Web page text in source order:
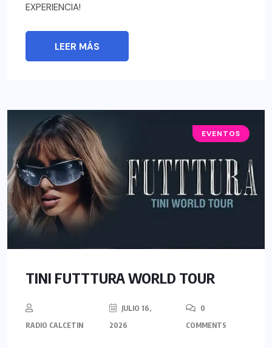
EXPERIENCIA!
LEER MÁS
EVENTOS
TINI FUTTTURA WORLD TOUR
RADIO CALCETIN
JULIO 16,
2026
0
COMMENTS